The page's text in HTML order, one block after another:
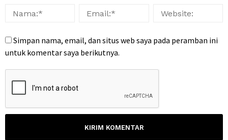
Simpan nama, email, dan situs web saya pada peramban ini
untuk komentar saya berikutnya.